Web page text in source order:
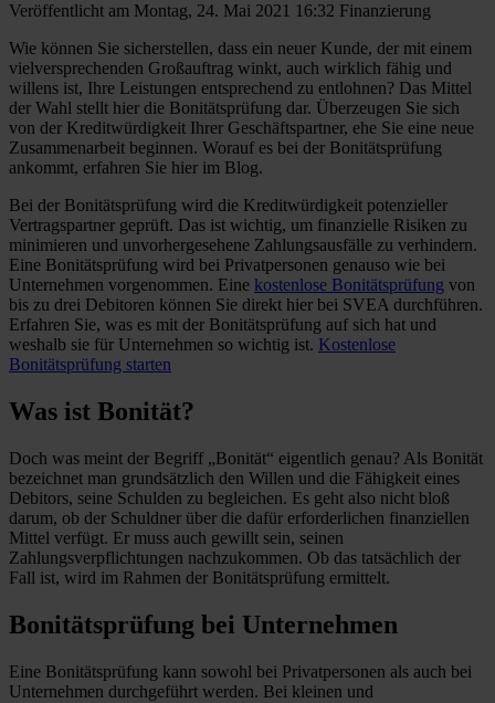
Veröffentlicht am Montag, 24. Mai 2021 16:32 Finanzierung
Wie können Sie sicherstellen, dass ein neuer Kunde, der mit einem
vielversprechenden Großauftrag winkt, auch wirklich fähig und
willens ist, Ihre Leistungen entsprechend zu entlohnen? Das Mittel
der Wahl stellt hier die Bonitätsprüfung dar. Überzeugen Sie sich
von der Kreditwürdigkeit Ihrer Geschäftspartner, ehe Sie eine neue
Zusammenarbeit beginnen. Worauf es bei der Bonitätsprüfung
ankommt, erfahren Sie hier im Blog.
Bei der Bonitätsprüfung wird die Kreditwürdigkeit potenzieller
Vertragspartner geprüft. Das ist wichtig, um finanzielle Risiken zu
minimieren und unvorhergesehene Zahlungsausfälle zu verhindern.
Eine Bonitätsprüfung wird bei Privatpersonen genauso wie bei
Unternehmen vorgenommen. Eine kostenlose Bonitätsprüfung von
bis zu drei Debitoren können Sie direkt hier bei SVEA durchführen.
Erfahren Sie, was es mit der Bonitätsprüfung auf sich hat und
weshalb sie für Unternehmen so wichtig ist. Kostenlose
Bonitätsprüfung starten
Was ist Bonität?
Doch was meint der Begriff „Bonität“ eigentlich genau? Als Bonität
bezeichnet man grundsätzlich den Willen und die Fähigkeit eines
Debitors, seine Schulden zu begleichen. Es geht also nicht bloß
darum, ob der Schuldner über die dafür erforderlichen finanziellen
Mittel verfügt. Er muss auch gewillt sein, seinen
Zahlungsverpflichtungen nachzukommen. Ob das tatsächlich der
Fall ist, wird im Rahmen der Bonitätsprüfung ermittelt.
Bonitätsprüfung bei Unternehmen
Eine Bonitätsprüfung kann sowohl bei Privatpersonen als auch bei
Unternehmen durchgeführt werden. Bei kleinen und